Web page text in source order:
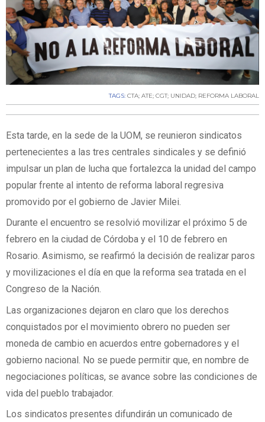
TAGS: CTA; ATE; CGT; UNIDAD; REFORMA LABORAL
Esta tarde, en la sede de la UOM, se reunieron sindicatos
pertenecientes a las tres centrales sindicales y se definió
impulsar un plan de lucha que fortalezca la unidad del campo
popular frente al intento de reforma laboral regresiva
promovido por el gobierno de Javier Milei.
Durante el encuentro se resolvió movilizar el próximo 5 de
febrero en la ciudad de Córdoba y el 10 de febrero en
Rosario. Asimismo, se reafirmó la decisión de realizar paros
y movilizaciones el día en que la reforma sea tratada en el
Congreso de la Nación.
Las organizaciones dejaron en claro que los derechos
conquistados por el movimiento obrero no pueden ser
moneda de cambio en acuerdos entre gobernadores y el
gobierno nacional. No se puede permitir que, en nombre de
negociaciones políticas, se avance sobre las condiciones de
vida del pueblo trabajador.
Los sindicatos presentes difundirán un comunicado de